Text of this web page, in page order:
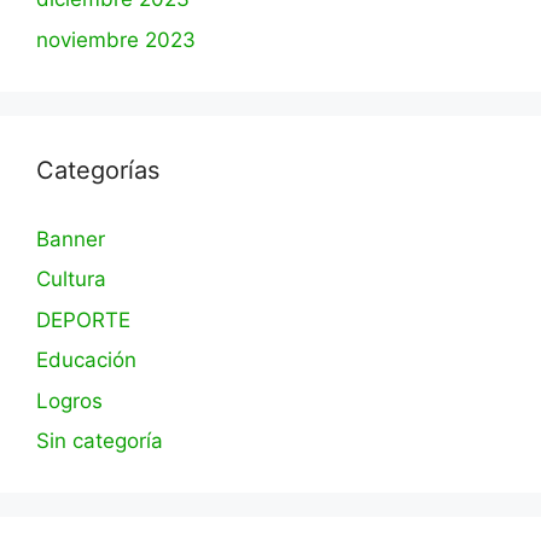
noviembre 2023
Categorías
Banner
Cultura
DEPORTE
Educación
Logros
Sin categoría